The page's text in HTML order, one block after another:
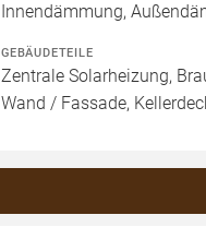
Innendämmung,
GEBÄUDETEILE
Zentrale Solarheizung,
Wand / Fassade,